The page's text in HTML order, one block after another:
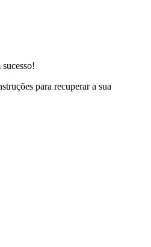
para recuperar a sua